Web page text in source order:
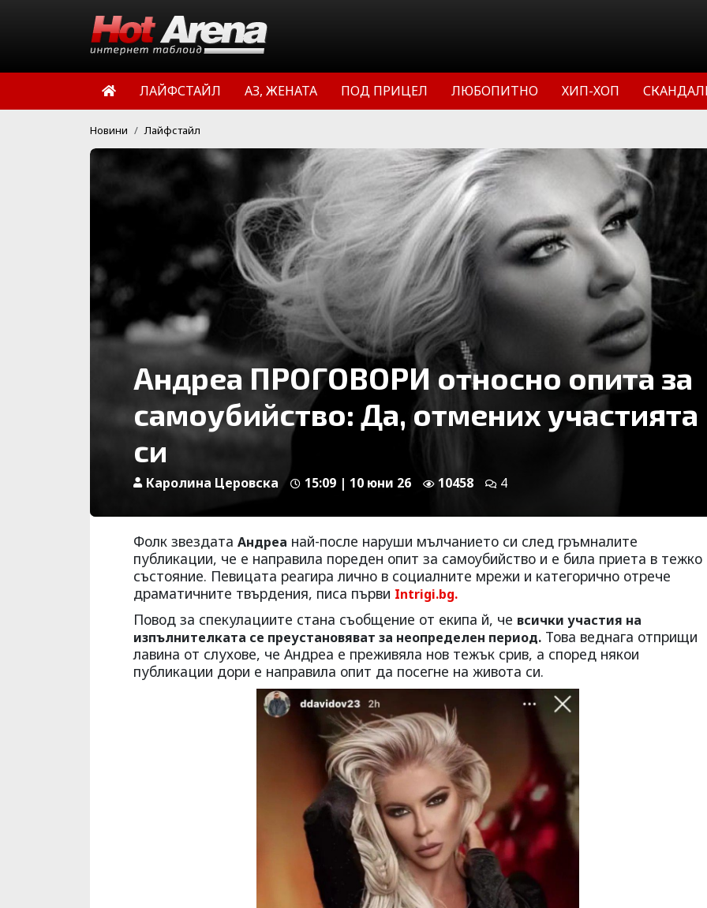
ЛАЙФСТАЙЛ АЗ, ЖЕНАТА ПОД ПРИЦЕЛ ЛЮБОПИТНО ХИП-ХОП
Новини Лайфстайл
Андреа ПРОГОВОРИ относно опита за
самоубийство: Да, отмених участията
си
Каролина Церовска 15:09 | 10 юни 26 10458 4
Фолк звездата Андреа най-после наруши мълчанието си след гръмналите
публикации, че е направила пореден опит за самоубийство и е била приета в тежко
състояние. Певицата реагира лично в социалните мрежи и категорично отрече
драматичните твърдения, писа първи Intrigi.bg.
Повод за спекулациите стана съобщение от екипа й, че всички участия на
изпълнителката се преустановяват за неопределен период. Това веднага отприщи
лавина от слухове, че Андреа е преживяла нов тежък срив, а според някои
публикации дори е направила опит да посегне на живота си.